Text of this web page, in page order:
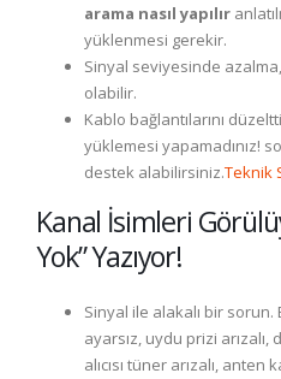
arama nasıl yapılır
yüklenmesi gerekir.
Sinyal seviyesinde
olabilir.
Kablo bağlantılarını
yüklemesi yapamadınız!
destek alabilirsiniz.Teknik
Kanal İsimleri
Yok” Yazıyor!
Sinyal ile alakalı bir
ayarsız, uydu prizi arızalı,
alıcısı tüner arızalı, anten